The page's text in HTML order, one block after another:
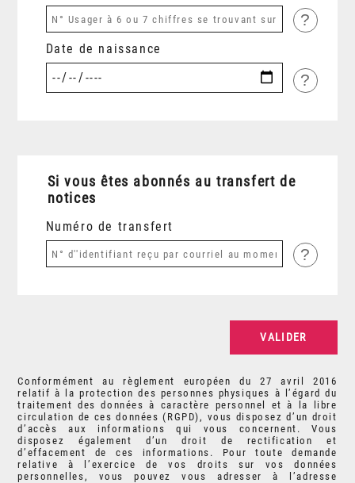
?
Date de naissance
?
Si vous êtes abonnés au transfert de
notices
Numéro de transfert
?
Conformément au règlement européen du 27 avril 2016
relatif à la protection des personnes physiques à l’égard du
traitement des données à caractère personnel et à la libre
circulation de ces données (RGPD), vous disposez d’un droit
d’accès aux informations qui vous concernent. Vous
disposez également d’un droit de rectification et
d’effacement de ces informations. Pour toute demande
relative à l’exercice de vos droits sur vos données
personnelles, vous pouvez vous adresser à l’adresse